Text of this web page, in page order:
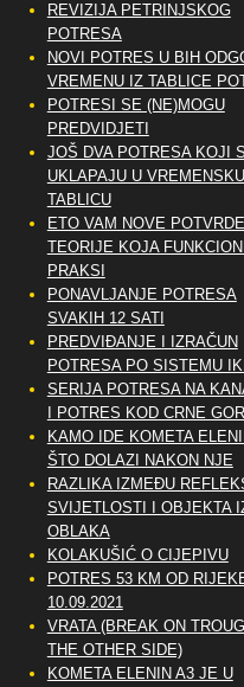
REVIZIJA PETRINJSKOG
POTRESA
NOVI POTRES U BIH
VREMENU IZ TABLICE
POTRESI SE (NE)MOGU
PREDVIDJETI
JOŠ DVA POTRESA KOJI
UKLAPAJU U VREMENSKU
TABLICU
ETO VAM NOVE POTVRDE
TEORIJE KOJA
PRAKSI
PONAVLJANJE POTRESA
SVAKIH 12 SATI
PREDVIĐANJE I IZRAČUN
POTRESA PO SISTEMU
SERIJA POTRESA NA
I POTRES KOD CRNE
KAMO IDE KOMETA
ŠTO DOLAZI NAKON NJE
RAZLIKA IZMEĐU
SVIJETLOSTI I OBJEKTA
OBLAKA
KOLAKUŠIĆ O CIJEPIVU
POTRES 53 KM OD
10.09.2021
VRATA (BREAK ON
THE OTHER SIDE)
KOMETA ELENIN A3 JE U